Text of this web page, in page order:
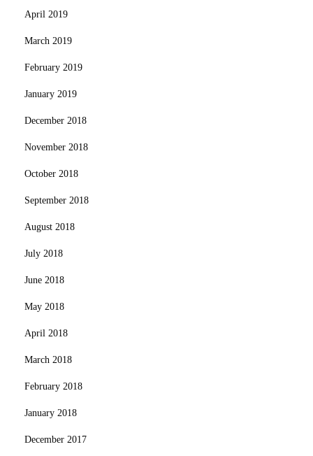
April 2019
March 2019
February 2019
January 2019
December 2018
November 2018
October 2018
September 2018
August 2018
July 2018
June 2018
May 2018
April 2018
March 2018
February 2018
January 2018
December 2017